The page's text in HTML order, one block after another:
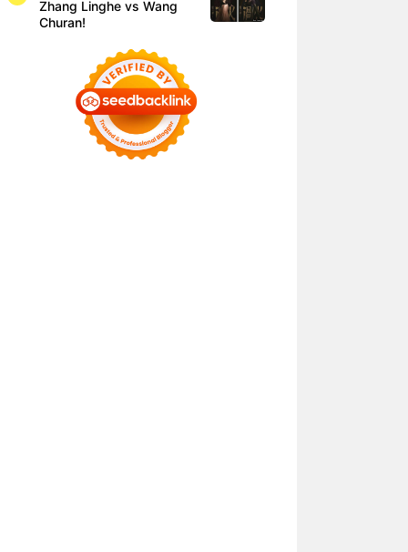
Zhang Linghe vs Wang
Churan!